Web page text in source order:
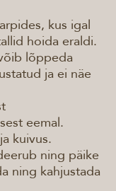
kus igal
hoida eraldi.
lõppeda
ja ei näe
eemal.
kuivus.
ning päike
ning kahjustada